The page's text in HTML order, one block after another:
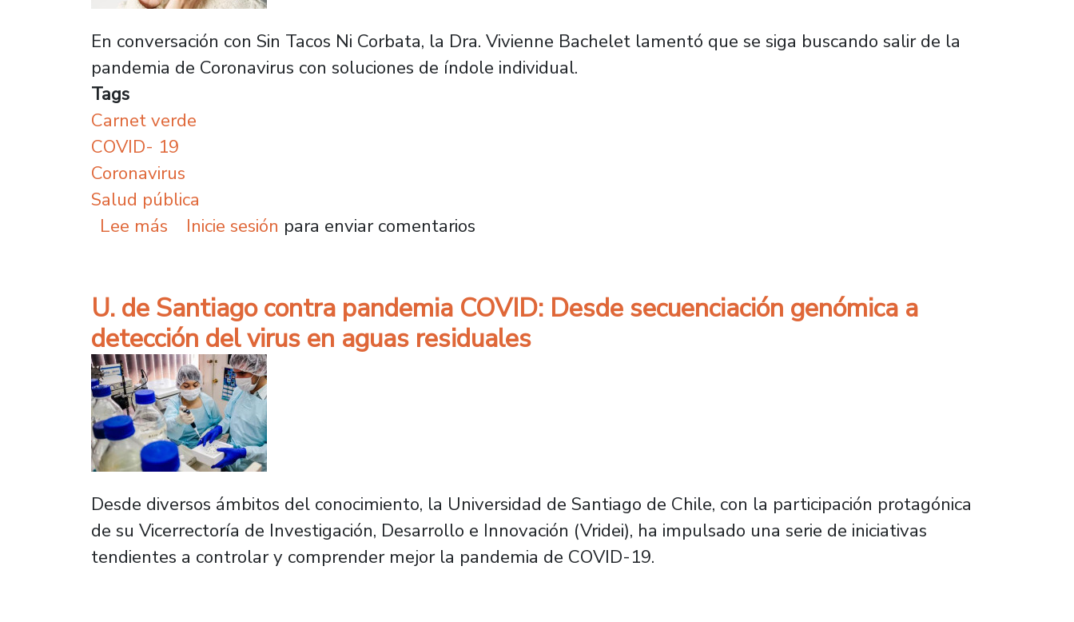
En conversación con Sin Tacos Ni Corbata, la Dra. Vivienne Bachelet lamentó que se siga buscando salir de la
pandemia de Coronavirus con soluciones de índole individual.
Tags
Carnet verde
COVID- 19
Coronavirus
Salud pública
Lee más sobre Dra. Vivienne Bachelet por carnet verde para vacunados: “Yo creo que es un voladero de luces, nunca va
Inicie sesión para enviar comentarios
U. de Santiago contra pandemia COVID: Desde secuenciación genómica a
detección del virus en aguas residuales
Desde diversos ámbitos del conocimiento, la Universidad de Santiago de Chile, con la participación protagónica
de su Vicerrectoría de Investigación, Desarrollo e Innovación (Vridei), ha impulsado una serie de iniciativas
tendientes a controlar y comprender mejor la pandemia de COVID-19.